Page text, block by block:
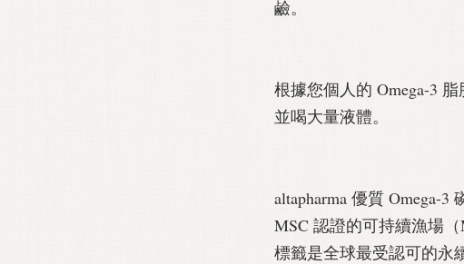
鹼。
根據您個人的 Omega-3
並喝大量液體。
altapharma 優質 Omega-
MSC 認證的可持續漁場
標籤是全球最受認可的永